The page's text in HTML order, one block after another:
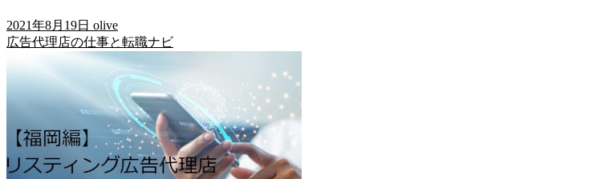
2021年8月19日 olive
広告代理店の仕事と転職ナビ